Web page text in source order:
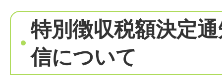
特別徴収税額決定
信について